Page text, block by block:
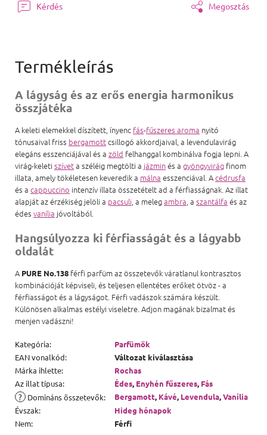
Kérdés Megosztás
A lágyság és az erős energia harmonikus
összjátéka
A keleti elemekkel díszített, ínyenc fás-fűszeres aroma nyitó
tónusaival friss bergamottcsillogó akkordjaival, a levendulavirág
elegáns esszenciájával és a zöld felhanggal kombinálva fogja lepni. A
virág-keleti szíveta széléig megtölti a jázminés a gyöngyvirág finom
illata, amely tökéletesen keveredik a málna esszenciával. Acédrusfa
és a cappuccino intenzív illata összetételt ad a férfiasságnak. Az illat
alapját az érzékiség jelöli a pacsuli, a melegambra, a szantálfa és az
édes vanília jóvoltából.
Hangsúlyozza ki férfiasságát és a lágyabb
oldalát
A PURE No.138 férfi parfüm az összetevők váratlanul kontrasztos
kombinációját képviseli, és teljesen ellentétes erőket ötvöz - a
férfiasságot és a lágyságot. Férfi vadászok számára készült.
Különösen alkalmas estélyi viseletre. Adjon magának bizalmat és
menjen vadászni!
Kategória:
Parfümök
EAN vonalkód:
Változat kiválasztása
Márka ihlette:
Rochas
Az illat típusa: Édes, Enyhén fűszeres, Fás
? Domináns összetevők: Bergamott, Kávé, Levendula,Vanília
Évszak:
Hideg hónapok
Nem: Férfi